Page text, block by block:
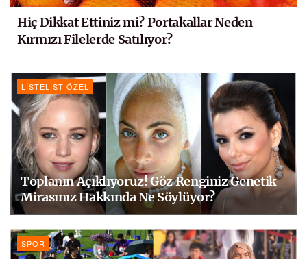
Hiç Dikkat Ettiniz mi? Portakallar Neden
Kırmızı Filelerde Satılıyor?
LISTELIST ÖZEL
Toplanın Açıklıyoruz! Göz Renginiz Genetik
Mirasınız Hakkında Ne Söylüyor?
SPOR